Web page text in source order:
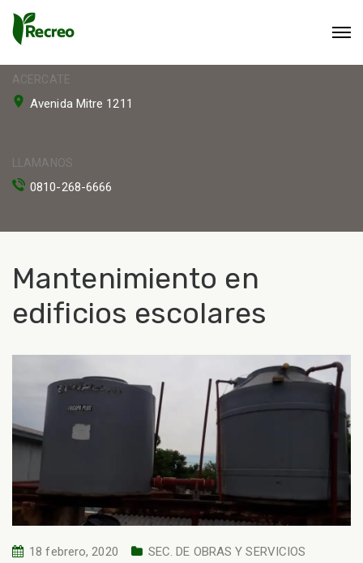
ACERCATE
Avenida Mitre 1211
LLAMANOS
0810-268-6666
Mantenimiento en
edificios escolares
18 febrero, 2020
SEC. DE OBRAS Y SERVICIOS